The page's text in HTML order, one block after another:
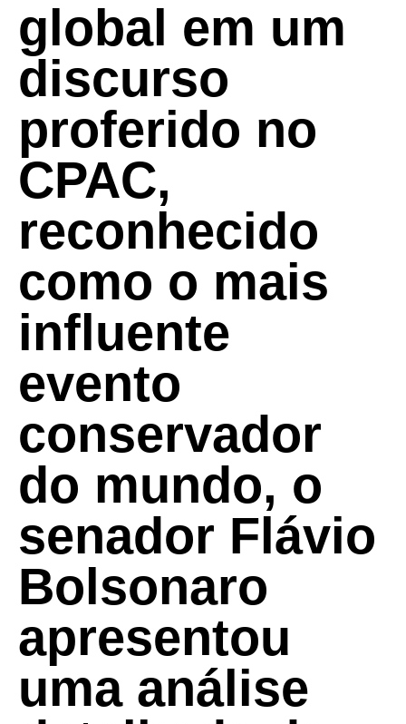
global em um
discurso
proferido no
CPAC,
reconhecido
como o mais
influente
evento
conservador
do mundo, o
senador Flávio
Bolsonaro
apresentou
uma análise